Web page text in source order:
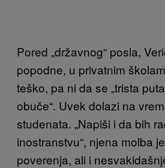
Pored „državnog“ posla,
popodne, u privatnim
teško, pa ni da se „trista
obuče“. Uvek dolazi na
studenata. „Napiši i da bih
inostranstvu“, njena molba
poverenja, ali i